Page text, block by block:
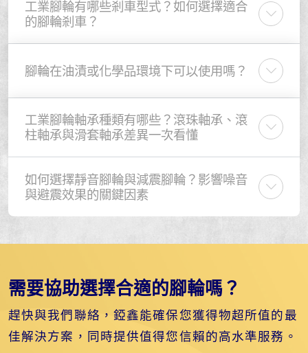
工業腳輪有哪些剎車型式？如何選擇適合
的腳輪剎車？
腳輪在油漬或化學品環境下可以使用嗎？
工業腳輪軸承種類有哪些？滾珠軸承、滾
柱軸承與滑套軸承差異一次看懂
如何選擇靜音腳輪與減震腳輪？影響噪音
與避震效果的關鍵因素
需要協助選擇合適的腳輪嗎？
趕快與我們聯絡，錏鑫能確保您獲得物超所值的最
佳解決方案，同時提供值得您信賴的高水準服務。